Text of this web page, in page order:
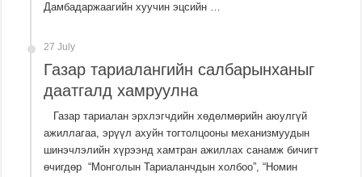
Дамбадаржаагийн хуучин эцсийн …
27 July
Газар тариалангийн салбарынханыг
даатгалд хамруулна
Газар тариалан эрхлэгчдийн хөдөлмөрийн аюулгүй
ажиллагаа, эрүүл ахуйн тогтолцооны механизмуудын
шинэчлэлийн хүрээнд хамтран ажиллах санамж бичигт
өчигдөр “Монголын Тариаланчдын холбоо”, “Номин